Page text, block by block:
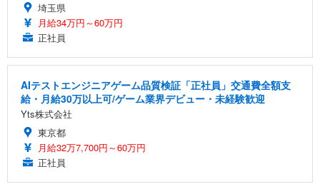
埼玉県
月給34万円～60万円
正社員
AIテストエンジニアゲーム品質検証「正社員」交通費全額支
給・月給30万以上可/ゲーム業界デビュー・未経験歓迎
Yts株式会社
東京都
月給32万7,700円～60万円
正社員